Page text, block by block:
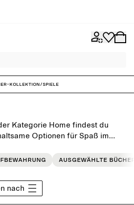
Kollektion/Spiele
Kategorie Home findest du
Optionen für Spaß im
Lieblingsmarken ausgesucht. Als
Ausgewählte
nach